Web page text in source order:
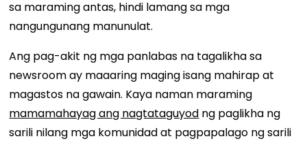
sa maraming antas, hindi lamang sa mga
nangungunang manunulat.
Ang pag-akit ng mga panlabas na tagalikha sa
newsroom ay maaaring maging isang mahirap at
magastos na gawain. Kaya naman maraming
mamamahayag ang nagtataguyod ng paglikha ng
sarili nilang mga komunidad at pagpapalago ng sarili